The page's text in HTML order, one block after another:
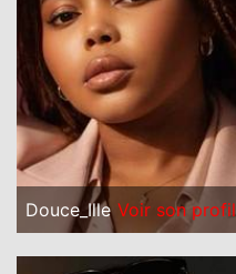
Douce_Ille Voir son profil